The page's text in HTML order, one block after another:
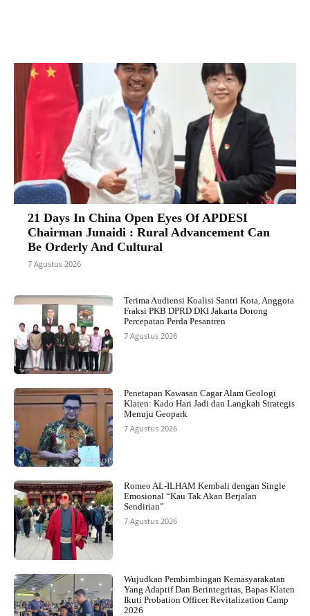
21 Days In China Open Eyes Of APDESI
Chairman Junaidi : Rural Advancement Can
Be Orderly And Cultural
7 Agustus 2026
Terima Audiensi Koalisi Santri Kota, Anggota
Fraksi PKB DPRD DKI Jakarta Dorong
Percepatan Perda Pesantren
7 Agustus 2026
Penetapan Kawasan Cagar Alam Geologi
Klaten: Kado Hari Jadi dan Langkah Strategis
Menuju Geopark
7 Agustus 2026
Romeo AL-ILHAM Kembali dengan Single
Emosional “Kau Tak Akan Berjalan
Sendirian”
7 Agustus 2026
Wujudkan Pembimbingan Kemasyarakatan
Yang Adaptif Dan Berintegritas, Bapas Klaten
Ikuti Probation Officer Revitalization Camp
2026